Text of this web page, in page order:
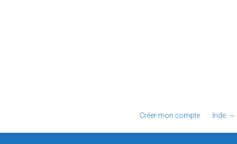
Créer mon compte Inde